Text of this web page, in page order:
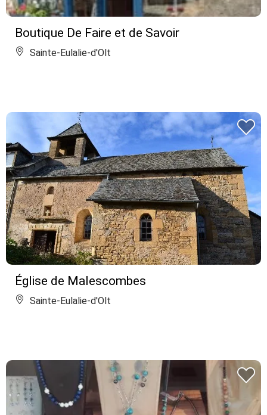
Boutique De Faire et de Savoir
Sainte-Eulalie-d'Olt
Église de Malescombes
Sainte-Eulalie-d'Olt